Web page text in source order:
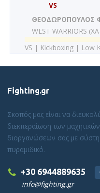
VS
ΘΕΟΔΩΡΟΠΟΥΛΟΣ
WEST WARRIORS
VS | Kickboxing | Low
Fighting.gr
Σκοπός μας είναι να
διεκπεραίωση των
διοργανώσεων σας με
πυραμιδικό.
+30 6944889635
info@fighting.gr